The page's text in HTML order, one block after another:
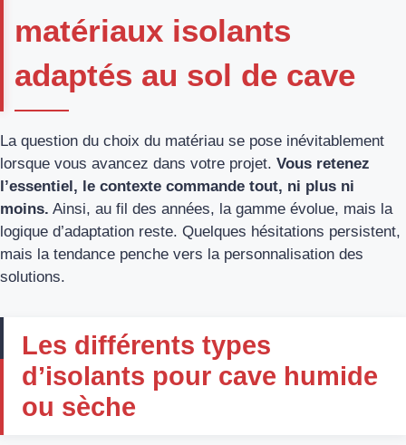
matériaux isolants
adaptés au sol de cave
La question du choix du matériau se pose inévitablement
lorsque vous avancez dans votre projet. Vous retenez
l’essentiel, le contexte commande tout, ni plus ni
moins. Ainsi, au fil des années, la gamme évolue, mais la
logique d’adaptation reste. Quelques hésitations persistent,
mais la tendance penche vers la personnalisation des
solutions.
Les différents types
d’isolants pour cave humide
ou sèche